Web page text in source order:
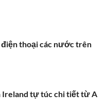
điện thoại các nước trên
Ireland tự túc chi tiết từ A